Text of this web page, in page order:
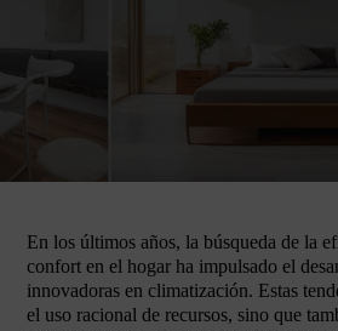
En los últimos años, la búsqueda de la
confort en el hogar ha impulsado el
innovadoras en climatización. Estas
el uso racional de recursos, sino que